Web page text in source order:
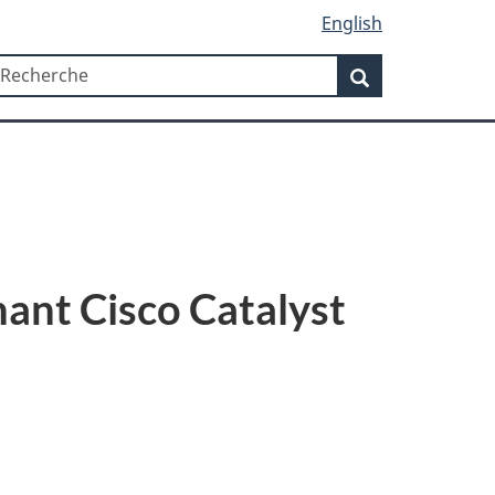
English
Recherche
Cisco Catalyst